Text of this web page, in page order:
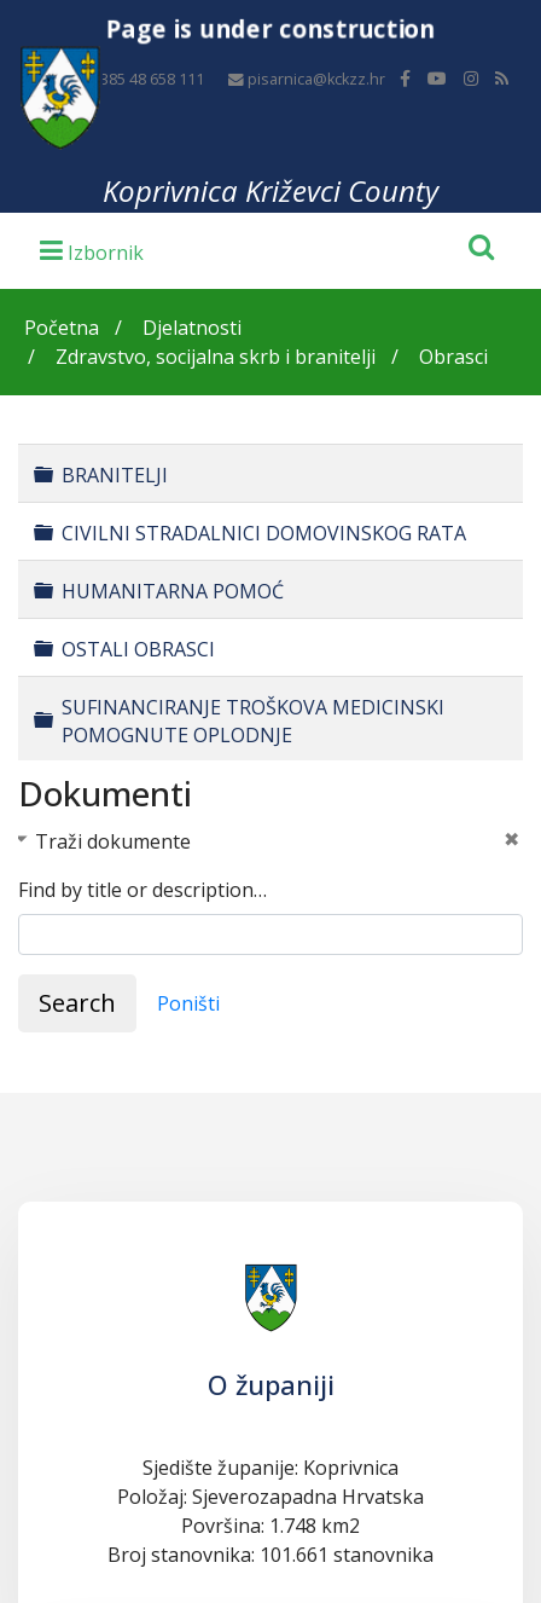
Page is under construction
+385 48 658 111 pisarnica@kckzz.hr
Koprivnica Križevci County
Početna
Djelatnosti
Zdravstvo, socijalna skrb i branitelji
Obrasci
Folder
BRANITELJI
Folder
CIVILNI STRADALNICI DOMOVINSKOG RATA
Folder
HUMANITARNA POMOĆ
Folder
OSTALI OBRASCI
Folder
SUFINANCIRANJE TROŠKOVA MEDICINSKI
POMOGNUTE OPLODNJE
Dokumenti
Traži dokumente
Find by title or description…
Search Poništi
O županiji
Sjedište županije: Koprivnica
Položaj: Sjeverozapadna Hrvatska
Površina: 1.748 km2
Broj stanovnika: 101.661 stanovnika